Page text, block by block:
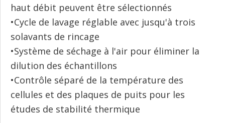
haut débit peuvent être sélectionnés
•Cycle de lavage réglable avec jusqu'à trois
solavants de rincage
•Système de séchage à l'air pour éliminer la
dilution des échantillons
•Contrôle séparé de la température des
cellules et des plaques de puits pour les
études de stabilité thermique